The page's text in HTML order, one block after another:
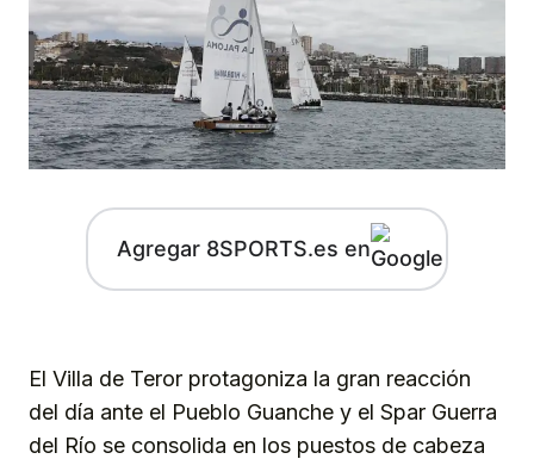
Agregar 8SPORTS.es en
El Villa de Teror protagoniza la gran reacción
del día ante el Pueblo Guanche y el Spar Guerra
del Río se consolida en los puestos de cabeza